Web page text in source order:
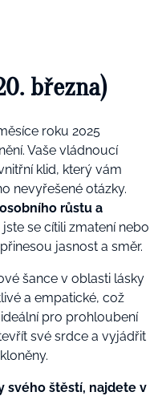
března)
roku 2025
Vaše vládnoucí
klid, který vám
nevyřešené otázky.
růstu a
jste se cítili zmatení nebo
jasnost a směr.
šance v oblasti lásky
a empatické, což
pro prohloubení
své srdce a vyjádřit
svého štěstí, najdete v